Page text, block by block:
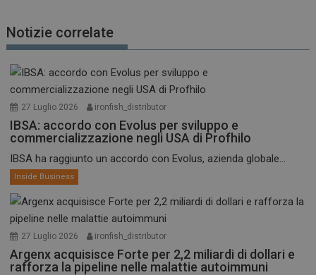
Notizie correlate
27 Luglio 2026 ironfish_distributor
IBSA: accordo con Evolus per sviluppo e
commercializzazione negli USA di Profhilo
IBSA ha raggiunto un accordo con Evolus, azienda globale...
Inside Business
27 Luglio 2026 ironfish_distributor
Argenx acquisisce Forte per 2,2 miliardi di dollari e
rafforza la pipeline nelle malattie autoimmuni